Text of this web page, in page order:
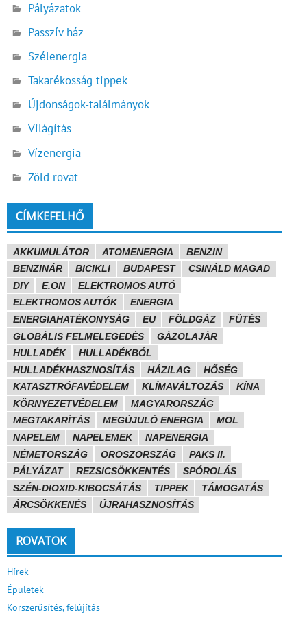
Pályázatok
Passzív ház
Szélenergia
Takarékosság tippek
Újdonságok-találmányok
Világítás
Vízenergia
Zöld rovat
CÍMKEFELHŐ
AKKUMULÁTOR ATOMENERGIA
BENZIN
BENZINÁR
BICIKLI BUDAPEST
CSINÁLD MAGAD
DIY
E.ON
ELEKTROMOS AUTÓ
ELEKTROMOS AUTÓK
ENERGIA
ENERGIAHATÉKONYSÁG
EU FÖLDGÁZ
FŰTÉS
GLOBÁLIS FELMELEGEDÉS
GÁZOLAJÁR
HULLADÉK
HULLADÉKBÓL
HULLADÉKHASZNOSÍTÁS
HÁZILAG
HŐSÉG
KATASZTRÓFAVÉDELEM
KLÍMAVÁLTOZÁS
KÍNA
KÖRNYEZETVÉDELEM
MAGYARORSZÁG
MEGTAKARÍTÁS
MEGÚJULÓ ENERGIA
MOL
NAPELEM
NAPELEMEK
NAPENERGIA
NÉMETORSZÁG
OROSZORSZÁG
PAKS II.
PÁLYÁZAT
REZSICSÖKKENTÉS
SPÓROLÁS
SZÉN-DIOXID-KIBOCSÁTÁS
TIPPEK
TÁMOGATÁS
ÁRCSÖKKENÉS
ÚJRAHASZNOSÍTÁS
ROVATOK
Hírek
Épületek
Korszerűsítés, felújítás